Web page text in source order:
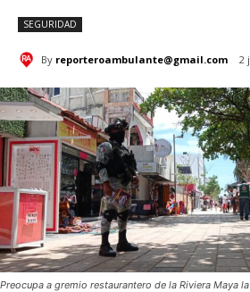
SEGURIDAD
By reporteroambulante@gmail.com 2
Preocupa a gremio restaurantero de la Riviera Maya